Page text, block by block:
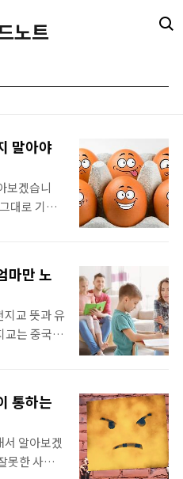
노트
말아야
보겠습니
대로 기쁨,
보겠습니
(愛憎)'이
미움을 아
이란 감정이
여 나타나
기] 희로
더욱 자세
에서 음, 한
마만 노
교 뜻과 유
교는 중국의
었습니다.
터 주위의
을 주는지
번의 이사
통하는
알아보겠
못한 사람